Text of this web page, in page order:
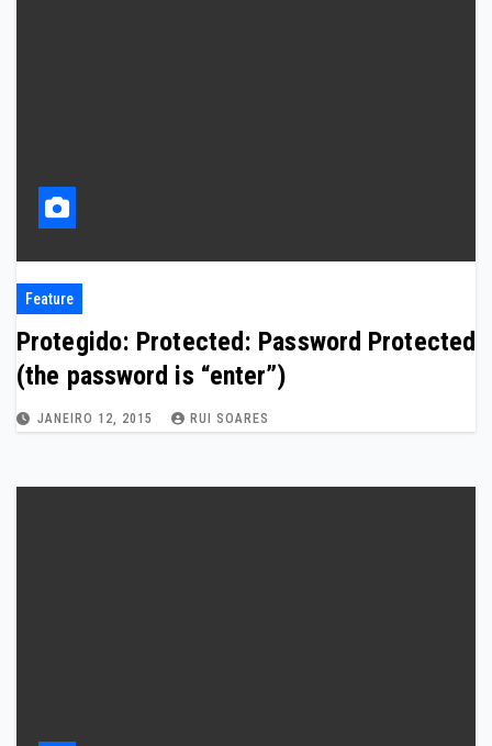
Feature
Protegido: Protected: Password Protected
(the password is “enter”)
JANEIRO 12, 2015 RUI SOARES